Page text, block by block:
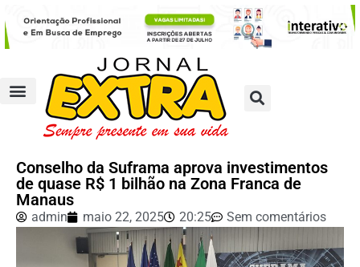
Conselho da Suframa aprova investimentos
de quase R$ 1 bilhão na Zona Franca de
Manaus
admin maio 22, 2025 20:25 Sem comentários